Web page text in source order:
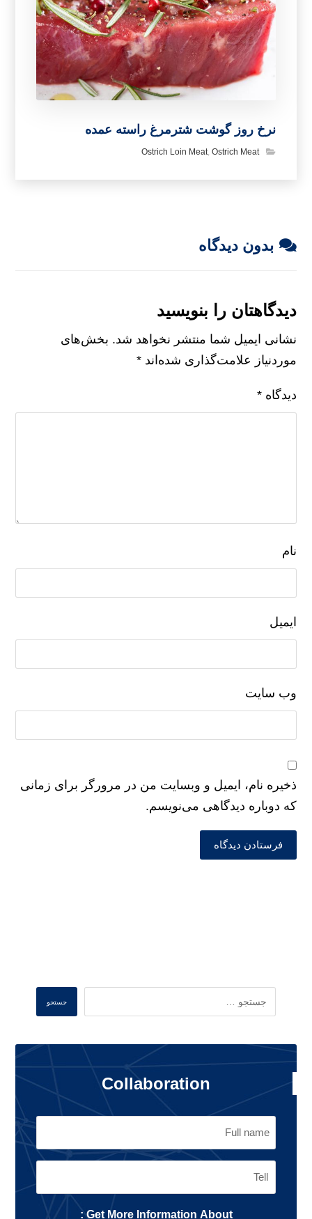
نرخ روز گوشت شترمرغ راسته عمده
Ostrich Loin Meat, Ostrich Meat
بدون دیدگاه
دیدگاهتان را بنویسید
نشانی ایمیل شما منتشر نخواهد شد. بخش‌های
موردنیاز علامت‌گذاری شده‌اند*
دیدگاه*
نام
ایمیل
وب‌ سایت
ذخیره نام، ایمیل و وبسایت من در مرورگر برای زمانی
که دوباره دیدگاهی می‌نویسم.
فرستادن دیدگاه
جستجو
Collaboration
Get More Information About :